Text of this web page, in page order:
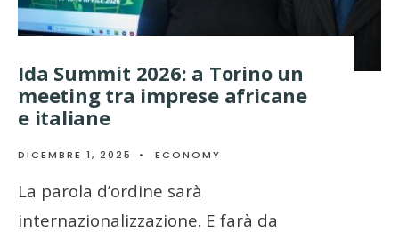
Ida Summit 2026: a Torino un
meeting tra imprese africane
e italiane
DICEMBRE 1, 2025 • ECONOMY
La parola d’ordine sarà
internazionalizzazione. E farà da